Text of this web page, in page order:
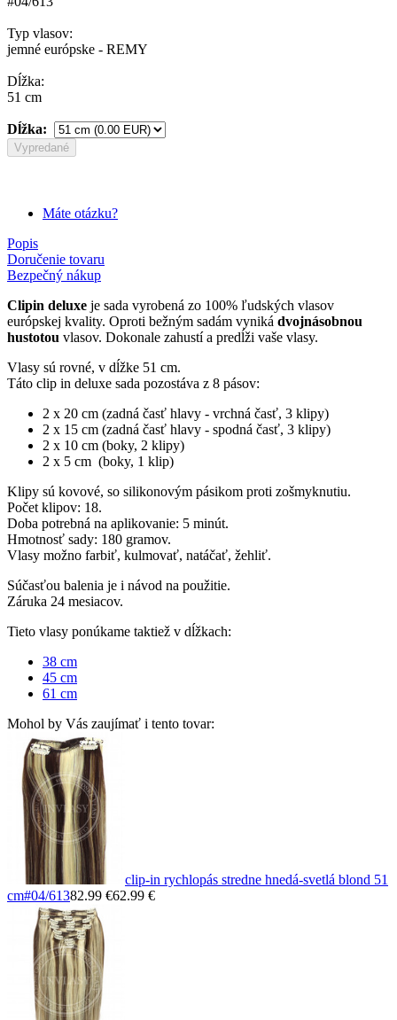
Typ vlasov:
jemné európske - REMY
Dĺžka:
51 cm
Dĺžka:
Vypredané
Máte otázku?
Popis
Doručenie tovaru
Bezpečný nákup
Clipin deluxe je sada vyrobená zo 100% ľudských vlasov
európskej kvality. Oproti bežným sadám vyniká dvojnásobnou
hustotou vlasov. Dokonale zahustí a predĺži vaše vlasy.
Vlasy sú rovné, v dĺžke 51 cm.
Táto clip in deluxe sada pozostáva z 8 pásov:
2 x 20 cm (zadná časť hlavy - vrchná časť, 3 klipy)
2 x 15 cm (zadná časť hlavy - spodná časť, 3 klipy)
2 x 10 cm (boky, 2 klipy)
2 x 5 cm (boky, 1 klip)
Klipy sú kovové, so silikonovým pásikom proti zošmyknutiu.
Počet klipov: 18.
Doba potrebná na aplikovanie: 5 minút.
Hmotnosť sady: 180 gramov.
Vlasy možno farbiť, kulmovať, natáčať, žehliť.
Súčasťou balenia je i návod na použitie.
Záruka 24 mesiacov.
Tieto vlasy ponúkame taktiež v dĺžkach:
38 cm
45 cm
61 cm
Mohol by Vás zaujímať i tento tovar:
clip-in rychlopás stredne hnedá-svetlá blond 51
cm#04/61382.99 €62.99 €